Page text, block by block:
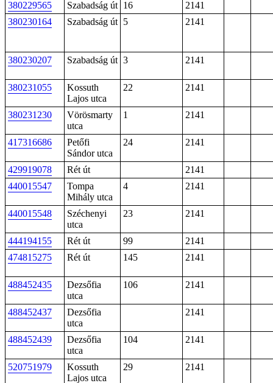
380229565 Szabadság út 16
2141
380230164
Szabadság út 5 2141
380230207 Szabadság út 3 2141
380231055
Kossuth
Lajos utca
22 2141
380231230
Vörösmarty
utca
1 2141
417316686
Petőfi
Sándor utca
24 2141
429919078 Rét út
2141
440015547
Tompa
Mihály utca
4 2141
440015548
Széchenyi
utca
23 2141
444194155 Rét út 99
2141
474815275
Rét út 145 2141
488452435
Dezsőfia
utca
106 2141
488452437
Dezsőfia
utca
2141
488452439
Dezsőfia
utca
104 2141
520751979
Kossuth
Lajos utca
29 2141